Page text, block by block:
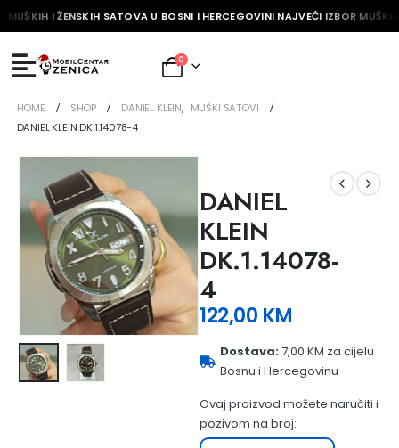
MUŠKIH I ŽENSKIH SATOVA U BOSNI I HERCEGOVINI NAJVEĆI IZBOR
0
HOME SHOP DANIEL KLEIN, MUŠKI SATOVI
DANIEL KLEIN DK.1.14078-4
DANIEL
KLEIN
DK.1.14078-
4
122,00 KM
Dostava:7,00 KM za cijelu
Bosnu i Hercegovinu
Ovaj proizvod možete naručiti i
pozivom na broj: